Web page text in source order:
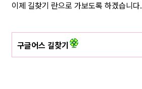
이제 길찾기 란으로 가보도록 하겠습니다.
구글어스 길찾기